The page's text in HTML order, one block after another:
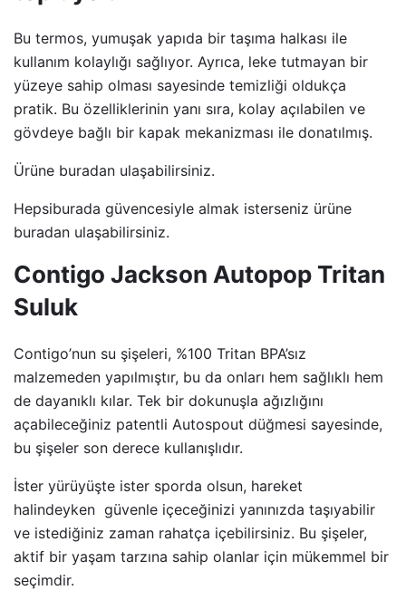
Bu termos, yumuşak yapıda bir taşıma halkası ile
kullanım kolaylığı sağlıyor. Ayrıca, leke tutmayan bir
yüzeye sahip olması sayesinde temizliği oldukça
pratik. Bu özelliklerinin yanı sıra, kolay açılabilen ve
gövdeye bağlı bir kapak mekanizması ile donatılmış.
Ürüne buradan ulaşabilirsiniz.
Hepsiburada güvencesiyle almak isterseniz ürüne
buradan ulaşabilirsiniz.
Contigo Jackson Autopop Tritan
Suluk
Contigo’nun su şişeleri, %100 Tritan BPA’sız
malzemeden yapılmıştır, bu da onları hem sağlıklı hem
de dayanıklı kılar. Tek bir dokunuşla ağızlığını
açabileceğiniz patentli Autospout düğmesi sayesinde,
bu şişeler son derece kullanışlıdır.
İster yürüyüşte ister sporda olsun, hareket
halindeyken güvenle içeceğinizi yanınızda taşıyabilir
ve istediğiniz zaman rahatça içebilirsiniz. Bu şişeler,
aktif bir yaşam tarzına sahip olanlar için mükemmel bir
seçimdir.